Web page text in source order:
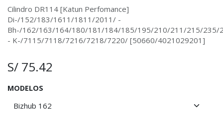
Cilindro DR114 [Katun Perfomance]
Di-/152/183/1611/1811/2011/ -
Bh-/162/163/164/180/181/184/185/195/210/211/215/
- K-/7115/7118/7216/7218/7220/ [50660/4021029201]
S/ 75.42
MODELOS